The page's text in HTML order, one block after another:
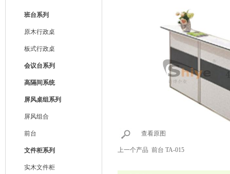
班台系列
原木行政桌
板式行政桌
会议台系列
高隔间系统
屏风桌组系列
屏风组合
前台
文件柜系列
实木文件柜
查看原图
上一个产品 前台 TA-015